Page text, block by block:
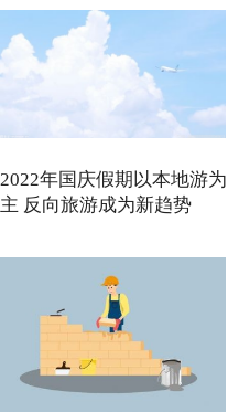
2022年国庆假期以本地游为
主 反向旅游成为新趋势